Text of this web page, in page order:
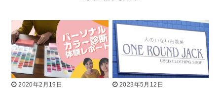
2020年2月19日
2023年5月12日